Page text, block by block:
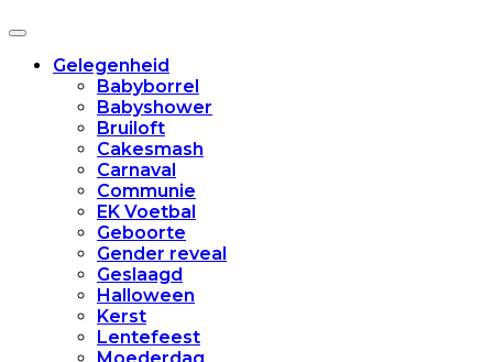
Toggle
navigatieGelegenheid
Babyborrel
Babyshower
Bruiloft
Cakesmash
Carnaval
Communie
EK Voetbal
Geboorte
Gender reveal
Geslaagd
Halloween
Kerst
Lentefeest